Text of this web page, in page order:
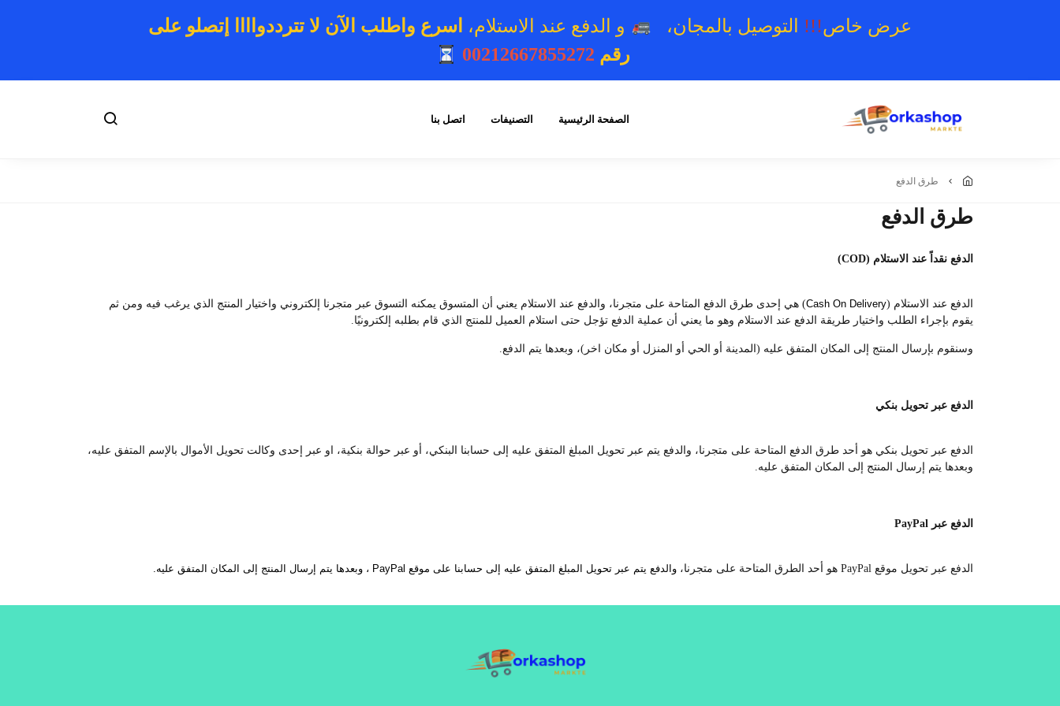
عرض خاص!!! التوصيل بالمجان، و الدفع عند الاستلام، اسرع واطلب الآن لا تترددواااا إتصلو على
رقم 00212667855272
الصفحة الرئيسية التصنيفات اتصل بنا
طرق الدفع
طرق الدفع
الدفع نقداً عند الاستلام (COD)
الدفع عند الاستلام (Cash On Delivery) هي إحدى طرق الدفع المتاحة على متجرنا، والدفع عند الاستلام يعني أن المتسوق يمكنه التسوق عبر متجرنا إلكتروني واختيار المنتج الذي يرغب فيه ومن ثم
يقوم بإجراء الطلب واختيار طريقة الدفع عند الاستلام وهو ما يعني أن عملية الدفع تؤجل حتى استلام العميل للمنتج الذي قام بطلبه إلكترونيًا.
وسنقوم بإرسال المنتج إلى المكان المتفق عليه (المدينة أو الحي أو المنزل أو مكان اخر)، وبعدها يتم الدفع.
الدفع عبر تحويل بنكي
الدفع عبر تحويل بنكي هو أحد طرق الدفع المتاحة على متجرنا، والدفع يتم عبر تحويل المبلغ المتفق عليه إلى حسابنا البنكي، أو عبر حوالة بنكية، او عبر إحدى وكالت تحويل الأموال بالإسم المتفق عليه،
وبعدها يتم إرسال المنتج إلى المكان المتفق عليه.
الدفع عبر PayPal
الدفع عبر تحويل موقع PayPal هو أحد الطرق المتاحة على متجرنا، والدفع يتم عبر تحويل المبلغ المتفق عليه إلى حسابنا على موقع PayPal ، وبعدها يتم إرسال المنتج إلى المكان المتفق عليه.